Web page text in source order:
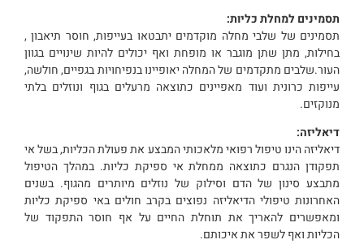
תסמינים למחלת כליות:
תסמינים של שלבי מחלה מוקדמים יתבטאו בעייפות, חוסר תיאבון ,
בחילות, מתן שתן מוגבר או מופחת ואף יכולים להיות שינויים בגוון
העור.שלבים מתקדמים של המחלה יאופיינו בנפיחויות בגפיים, חולשה,
עייפות כרונית ועוד מאפיינים כתוצאה מרעלים בגוף ונוזלים בלתי
מנוקזים.
דיאליזה:
דיאליזה הינו טיפול רפואי מלאכותי המבצע את פעולת הכליות, בשל אי
תפקודן הנגרם כתוצאה ממחלת אי ספיקת כליות. במהלך הטיפול
מתבצע סינון של הדם וסילוק של נוזלים מיותרים מהגוף. בשנים
האחרונות טיפולי הדיאליזה נפוצים בקרב חולים באי ספיקת כליות
ומאפשרים להאריך את תוחלת החיים על אף חוסר התפקוד של
הכליות ואף לשפר את איכותם.